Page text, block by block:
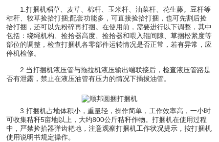
1.打捆机稻草、麦草、棉杆、玉米杆、油菜杆、花生藤。豆杆等
秸秆、牧草捡拾打捆;配套功能多，可直接捡拾打捆，也可先割后捡
拾打捆，还可以先粉碎再打捆。在使用前，需要进行以下调整，其中
包括：绕绳机构、捡拾器高度、捡拾器和喂入辊间隙、草捆松紧度等
部位的调整，检查打捆机各零部件运转情况是否正常，若有异常，应
停机检修。
2.当打捆机液压管与拖拉机液压输出端联接后，检查液压管路是
否有泄露，禁止在液压油管有压力的情况下插拔油管。
3.打捆机占地体积小，重量轻，操作简单，工作效率高，一小时
可收集秸秆5亩地以上，大约800公斤秸秆作物。打捆机在使用过程
中，严禁捡拾器弹齿耙地，注意观察打捆机工作状况提示，按打捆机
使用说明书规定操作。